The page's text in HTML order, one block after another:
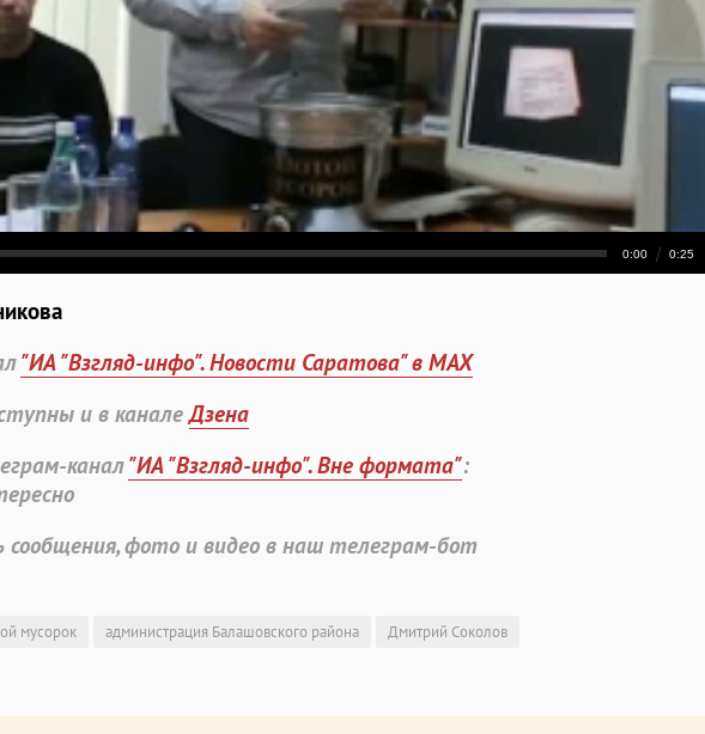
"ИА "Взгляд-инфо". Новости Саратова" в MAX
и в каналеДзена
канал"ИА "Взгляд-инфо". Вне формата":
фото и видео в наш телеграм-бот
мусорок администрация Балашовского района
Дмитрий Соколов